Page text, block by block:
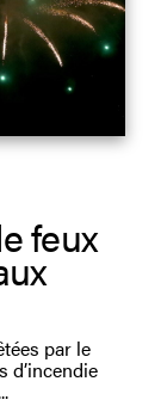
feux
par le
d’incendie